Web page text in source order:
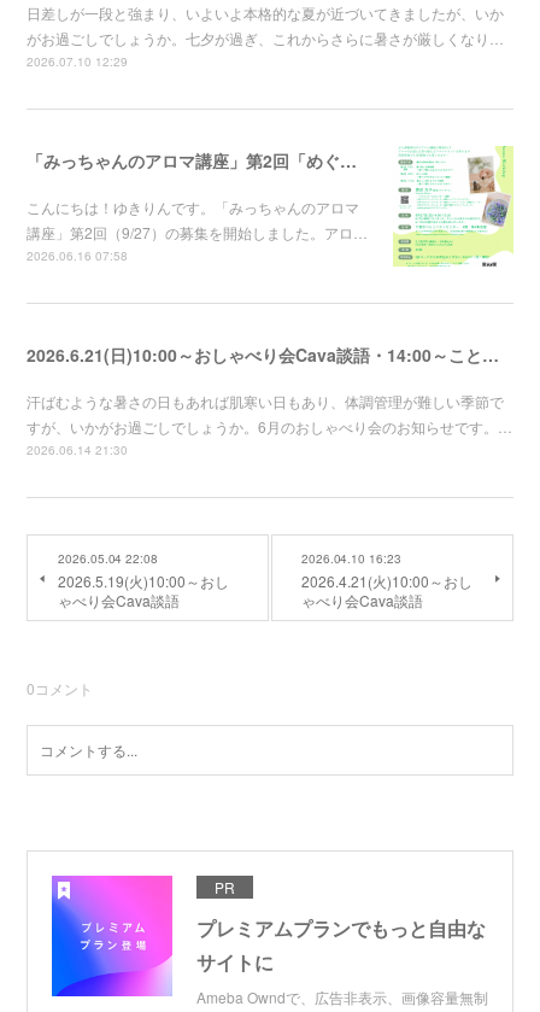
日差しが一段と強まり、いよいよ本格的な夏が近づいてきましたが、いか
がお過ごしでしょうか。七夕が過ぎ、これからさらに暑さが厳しくなり…
2026.07.10 12:29
「みっちゃんのアロマ講座」第2回「めぐりと休息」～香りでゆるめるバスソルト講座～の募集を開始しました
こんにちは！ゆきりんです。「みっちゃんのアロマ
講座」第2回（9/27）の募集を開始しました。アロ…
2026.06.16 07:58
2026.6.21(日)10:00～おしゃべり会Cava談語・14:00～ことのは
汗ばむような暑さの日もあれば肌寒い日もあり、体調管理が難しい季節で
すが、いかがお過ごしでしょうか。6月のおしゃべり会のお知らせです。…
2026.06.14 21:30
2026.05.04 22:08
2026.5.19(火)10:00～おし
ゃべり会Cava談語
2026.04.10 16:23
2026.4.21(火)10:00～おし
ゃべり会Cava談語
0コメント
PR
プレミアムプランでもっと自由な
サイトに
Ameba Owndで、広告非表示、画像容量無制